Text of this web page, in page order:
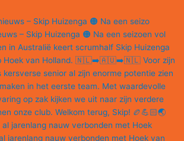
– Skip Huizenga 🟠 Na een seizo
al jarenlang nauw verbonden met Hoek